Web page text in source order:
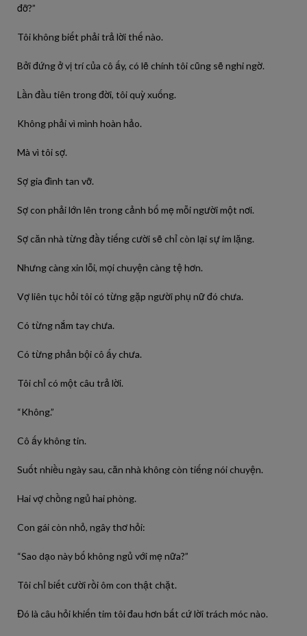
đỡ?”
Tôi không biết phải trả lời thế nào.
Bởi đứng ở vị trí của cô ấy, có lẽ chính tôi cũng sẽ nghi ngờ.
Lần đầu tiên trong đời, tôi quỳ xuống.
Không phải vì mình hoàn hảo.
Mà vì tôi sợ.
Sợ gia đình tan vỡ.
Sợ con phải lớn lên trong cảnh bố mẹ mỗi người một nơi.
Sợ căn nhà từng đầy tiếng cười sẽ chỉ còn lại sự im lặng.
Nhưng càng xin lỗi, mọi chuyện càng tệ hơn.
Vợ liên tục hỏi tôi có từng gặp người phụ nữ đó chưa.
Có từng nắm tay chưa.
Có từng phản bội cô ấy chưa.
Tôi chỉ có một câu trả lời.
“Không.”
Cô ấy không tin.
Suốt nhiều ngày sau, căn nhà không còn tiếng nói chuyện.
Hai vợ chồng ngủ hai phòng.
Con gái còn nhỏ, ngây thơ hỏi:
“Sao dạo này bố không ngủ với mẹ nữa?”
Tôi chỉ biết cười rồi ôm con thật chặt.
Đó là câu hỏi khiến tim tôi đau hơn bất cứ lời trách móc nào.